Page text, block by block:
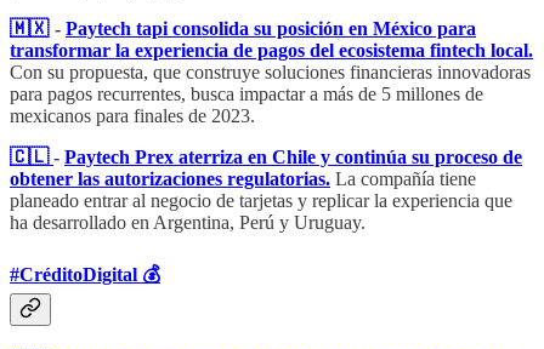
🇲🇽- Paytech tapi consolida su posición en México para
transformar la experiencia de pagos del ecosistema fintech local.
Con su propuesta, que construye soluciones financieras innovadoras
para pagos recurrentes, busca impactar a más de 5 millones de
mexicanos para finales de 2023.
🇨🇱- Paytech Prex aterriza en Chile y continúa su proceso de
obtener las autorizaciones regulatorias. La compañía tiene
planeado entrar al negocio de tarjetas y replicar la experiencia que
ha desarrollado en Argentina, Perú y Uruguay.
#CréditoDigital 💰